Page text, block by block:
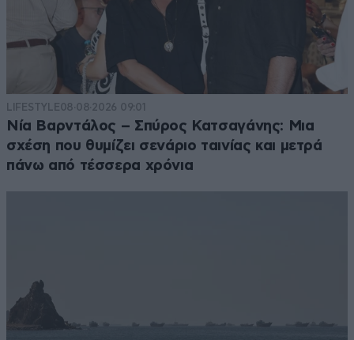
LIFESTYLE08·08·2026 09:01
Νία Βαρντάλος – Σπύρος Κατσαγάνης: Μια
σχέση που θυμίζει σενάριο ταινίας και μετρά
πάνω από τέσσερα χρόνια